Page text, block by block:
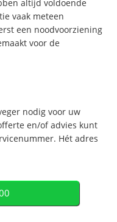
altijd voldoende
vaak meteen
een noodvoorziening
voor de
nodig voor uw
en/of advies kunt
Hét adres